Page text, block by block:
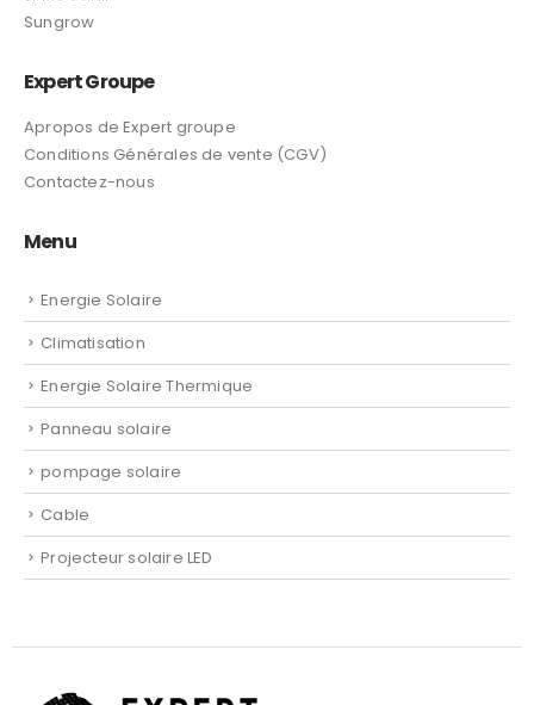
Jinko Solar
Expert Groupe
Apropos de Expert groupe
Conditions Générales de vente (CGV)
Energie Solaire
Climatisation
Energie Solaire Thermique
Panneau solaire
pompage solaire
Cable